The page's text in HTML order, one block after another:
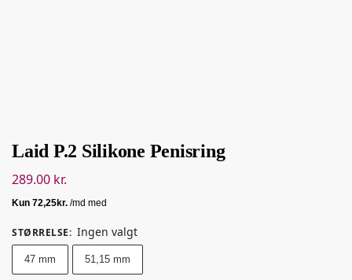
Laid P.2 Silikone Penisring
289.00 kr.
STØRRELSE: Ingen valgt
47 mm 51,15 mm